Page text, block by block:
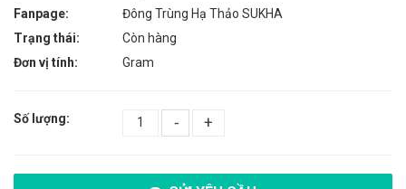
Fanpage:
Đông Trùng Hạ Thảo SUKHA
Trạng thái:
Còn hàng
Đơn vị tính:
Gram
Số lượng: - +